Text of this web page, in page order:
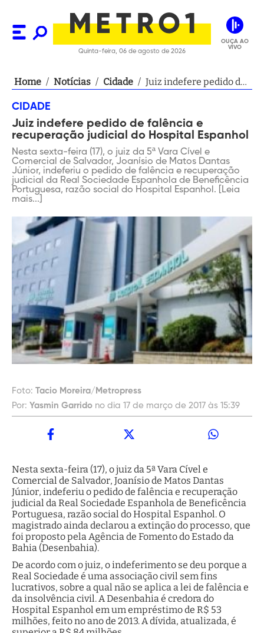
Quinta-feira, 06 de agosto de 2026
OUÇA AO
VIVO
Home / Notícias / Cidade / Juiz indefere pedido de
Espanhol
CIDADE
Juiz indefere pedido de falência e
recuperação judicial do Hospital Espanhol
Nesta sexta-feira (17), o juiz da 5ª Vara Cível e
Comercial de Salvador, Joanísio de Matos Dantas
Júnior, indeferiu o pedido de falência e recuperação
judicial da Real Sociedade Espanhola de Beneficência
Portuguesa, razão social do Hospital Espanhol. [Leia
mais...]
Foto: Tacio Moreira/Metropress
Por: Yasmin Garrido no dia 17 de março de 2017 às 15:39
Nesta sexta-feira (17), o juiz da 5ª Vara Cível e
Comercial de Salvador, Joanísio de Matos Dantas
Júnior, indeferiu o pedido de falência e recuperação
judicial da Real Sociedade Espanhola de Beneficência
Portuguesa, razão social do Hospital Espanhol. O
magistrado ainda declarou a extinção do processo, que
foi proposto pela Agência de Fomento do Estado da
Bahia (Desenbahia).
De acordo com o juiz, o indeferimento se deu porque a
Real Sociedade é uma associação civil sem fins
lucrativos, sobre a qual não se aplica a lei de falência e
da insolvência civil. A Desenbahia é credora do
Hospital Espanhol em um empréstimo de R$ 53
milhões, feito no ano de 2013. A dívida, atualizada, é